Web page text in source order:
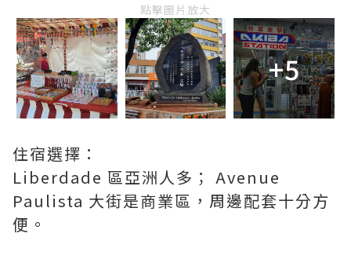
點擊圖片放大
+5
住宿選擇：
Liberdade 區亞洲人多； Avenue
Paulista 大街是商業區，周邊配套十分方
便。